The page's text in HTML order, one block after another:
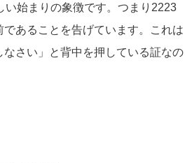
い始まりの象徴です。つまり2223
あることを告げています。これは
さい」と背中を押している証なの